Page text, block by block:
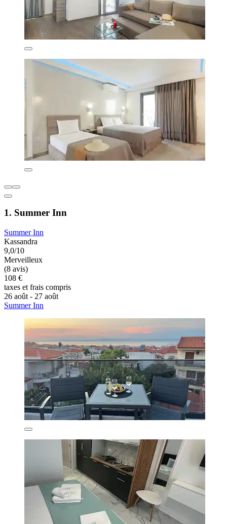
1. Summer Inn
Summer Inn
Kassandra
9,0/10
Merveilleux
(8 avis)
108 €
taxes et frais compris
26 août - 27 août
Summer Inn